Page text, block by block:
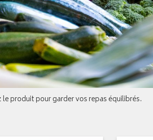
produit pour garder vos repas équilibrés.